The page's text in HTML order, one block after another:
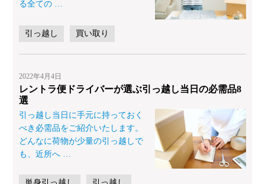
る全ての …
引っ越し 買い取り
2022年4月4日
レントラ便ドライバーが選ぶ引っ越し当日の必需品8
選
引っ越し当日に手元に持っておく
べき必需品をご紹介いたします。
どんなに荷物が少量の引っ越しで
も、近所へ